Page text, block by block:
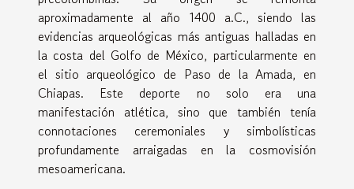
aproximadamente al año 1400 a.C., siendo las
evidencias arqueológicas más antiguas halladas en
la costa del Golfo de México, particularmente en
el sitio arqueológico de Paso de la Amada, en
Chiapas. Este deporte no solo era una
manifestación atlética, sino que también tenía
connotaciones ceremoniales y simbolísticas
profundamente arraigadas en la cosmovisión
mesoamericana.